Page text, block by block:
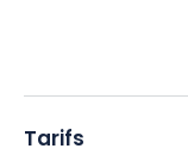
Tarifs